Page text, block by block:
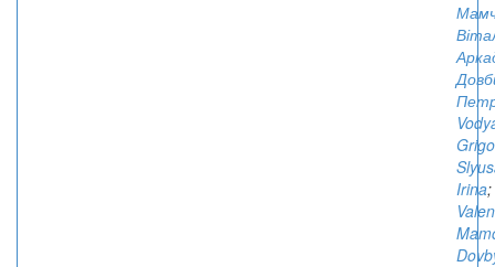
Irina;